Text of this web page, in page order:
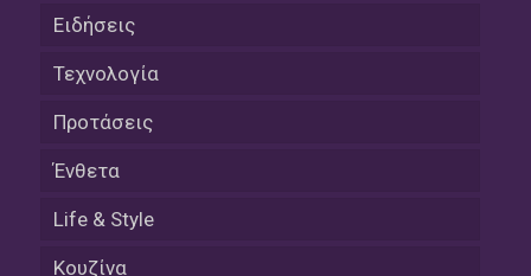
Ειδήσεις
Τεχνολογία
Προτάσεις
Ένθετα
Life & Style
Κουζίνα